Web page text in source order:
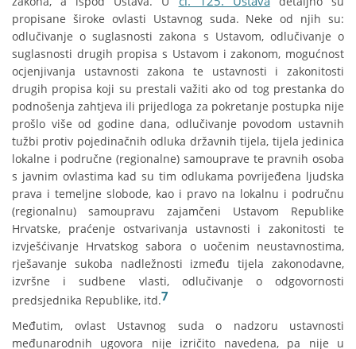
propisane široke ovlasti Ustavnog suda. Neke od njih su:
odlučivanje o suglasnosti zakona s Ustavom, odlučivanje o
suglasnosti drugih propisa s Ustavom i zakonom, mogućnost
ocjenjivanja ustavnosti zakona te ustavnosti i zakonitosti
drugih propisa koji su prestali važiti ako od tog prestanka do
podnošenja zahtjeva ili prijedloga za pokretanje postupka nije
prošlo više od godine dana, odlučivanje povodom ustavnih
tužbi protiv pojedinačnih odluka državnih tijela, tijela jedinica
lokalne i područne (regionalne) samouprave te pravnih osoba
s javnim ovlastima kad su tim odlukama povrijeđena ljudska
prava i temeljne slobode, kao i pravo na lokalnu i područnu
(regionalnu) samoupravu zajamčeni Ustavom Republike
Hrvatske, praćenje ostvarivanja ustavnosti i zakonitosti te
izvješćivanje Hrvatskog sabora o uočenim neustavnostima,
rješavanje sukoba nadležnosti između tijela zakonodavne,
izvršne i sudbene vlasti, odlučivanje o odgovornosti
predsjednika Republike, itd.7
Međutim, ovlast Ustavnog suda o nadzoru ustavnosti
međunarodnih ugovora nije izričito navedena, pa nije u